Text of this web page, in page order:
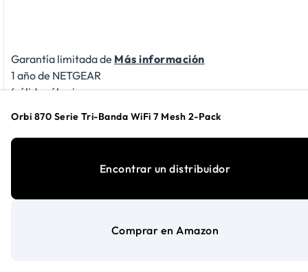
Garantía limitada de
1 año de NETGEAR
(válida sólo si se
un distribuidor
autorizado de
Más información
Orbi 870 Serie Tri-Banda WiFi 7 Mesh 2-Pack
Encontrar un distribuidor
Comprar en Amazon